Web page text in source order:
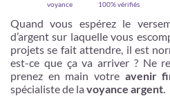
voyance
100% vérifiés
Quand vous espérez le
d’argent sur laquelle vous
projets se fait attendre, il est
est-ce que ça va arriver ? Ne
prenez en main votre avenir
spécialiste de la voyance argent.